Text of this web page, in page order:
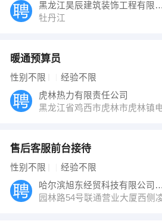
黑龙江昊辰建筑装饰工程有限公司
牡丹江
暖通预算员
性别不限 经验不限
虎林热力有限责任公司
黑龙江省鸡西市虎林市虎林镇
售后客服前台接待
性别不限 经验不限
哈尔滨旭东经贸科技有限公司鸡西分公司
园林路54号联通营业大厦西侧